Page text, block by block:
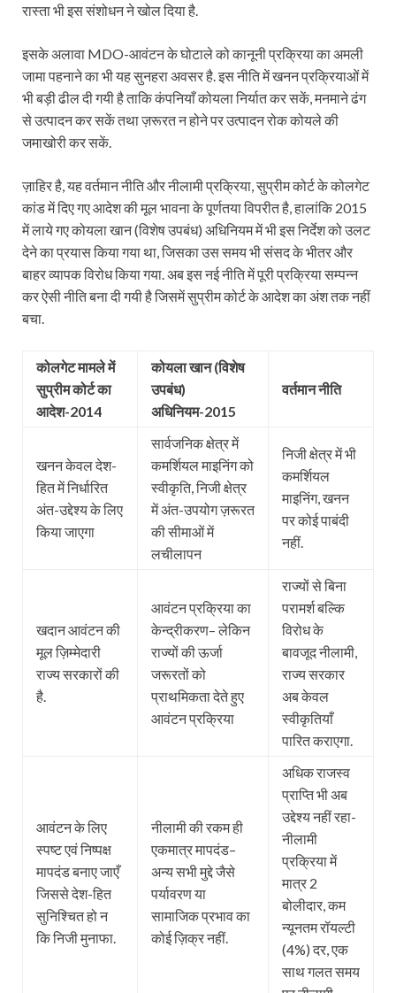
रास्ता भी इस संशोधन ने खोल दिया है.
इसके अलावा MDO-आवंटन के घोटाले को कानूनी प्रक्रिया का अमली
जामा पहनाने का भी यह सुनहरा अवसर है. इस नीति में खनन प्रक्रियाओं में
भी बड़ी ढील दी गयी है ताकि कंपनियाँ कोयला निर्यात कर सकें, मनमाने ढंग
से उत्पादन कर सकें तथा ज़रूरत न होने पर उत्पादन रोक कोयले की
जमाखोरी कर सकें.
ज़ाहिर है, यह वर्तमान नीति और नीलामी प्रक्रिया, सुप्रीम कोर्ट के कोलगेट
कांड में दिए गए आदेश की मूल भावना के पूर्णतया विपरीत है, हालांकि 2015
में लाये गए कोयला खान (विशेष उपबंध) अधिनियम में भी इस निर्देश को उलट
देने का प्रयास किया गया था, जिसका उस समय भी संसद के भीतर और
बाहर व्यापक विरोध किया गया. अब इस नई नीति में पूरी प्रक्रिया सम्पन्न
कर ऐसी नीति बना दी गयी है जिसमें सुप्रीम कोर्ट के आदेश का अंश तक नहीं
बचा.
कोलगेट मामले में
सुप्रीम कोर्ट का
आदेश-2014
कोयलाखान(विशेष
उपबंध)
अधिनियम-2015
वर्तमाननीति
खनन केवल देश-
हित में निर्धारित
अंत-उद्देश्य के लिए
किया जाएगा
सार्वजनिक क्षेत्र में
कमर्शियल माइनिंग को
स्वीकृति, निजी क्षेत्र
में अंत-उपयोग ज़रूरत
की सीमाओं में
लचीलापन
निजी क्षेत्र में भी
कमर्शियल
माइनिंग, खनन
पर कोई पाबंदी
नहीं.
खदान आवंटन की
मूल ज़िम्मेदारी
राज्य सरकारों की
है.
आवंटन प्रक्रिया का
केन्द्रीकरण– लेकिन
राज्यों की ऊर्जा
जरूरतों को
प्राथमिकता देते हुए
आवंटन प्रक्रिया
राज्यों से बिना
परामर्श बल्कि
विरोध के
बावजूद नीलामी,
राज्य सरकार
अब केवल
स्वीकृतियाँ
पारित कराएगा.
आवंटन के लिए
स्पष्ट एवं निष्पक्ष
मापदंड बनाए जाएँ
जिससे देश-हित
सुनिश्चित हो न
कि निजी मुनाफा.
नीलामी की रकम ही
एकमात्र मापदंड–
अन्य सभी मुद्दे जैसे
पर्यावरण या
सामाजिक प्रभाव का
कोई ज़िक्र नहीं.
अधिक राजस्व
प्राप्ति भी अब
उद्देश्य नहीं रहा-
नीलामी
प्रक्रिया में
मात्र 2
बोलीदार, कम
न्यूनतम रॉयल्टी
(4%) दर, एक
साथ गलत समय